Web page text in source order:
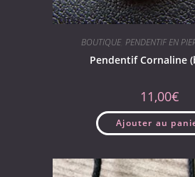
BOUTIQUE, PENDENTIF EN
Pendentif Cornaline
11,00€
Ajouter au